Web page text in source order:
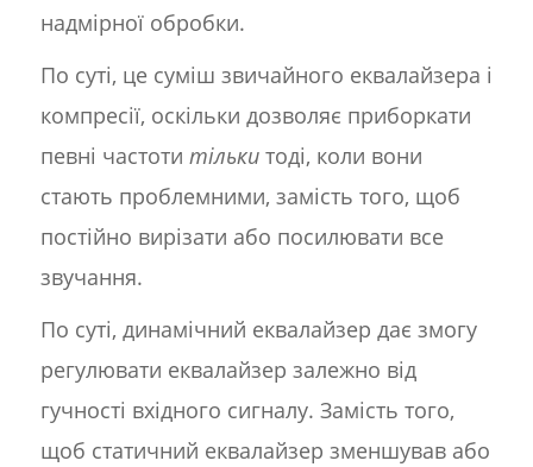
надмірної обробки.
По суті, це суміш звичайного еквалайзера і
компресії, оскільки дозволяє приборкати
певні частоти тількитоді, коли вони
стають проблемними, замість того, щоб
постійно вирізати або посилювати все
звучання.
По суті, динамічний еквалайзер дає змогу
регулювати еквалайзер залежно від
гучності вхідного сигналу. Замість того,
щоб статичний еквалайзер зменшував або